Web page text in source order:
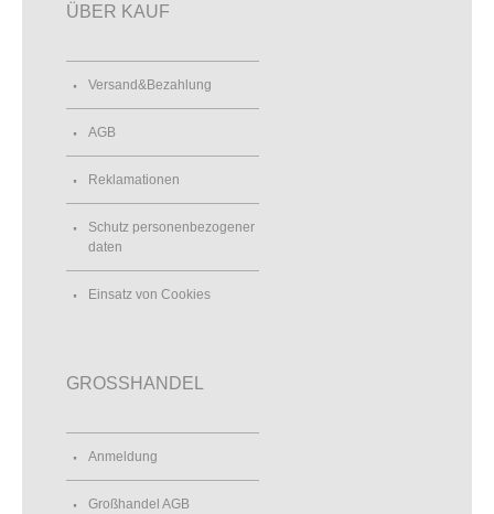
ÜBER KAUF
Versand&Bezahlung
AGB
Reklamationen
Schutz personenbezogener
daten
Einsatz von Cookies
GROSSHANDEL
Anmeldung
Großhandel AGB